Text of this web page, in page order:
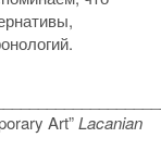
Art”Lacanian